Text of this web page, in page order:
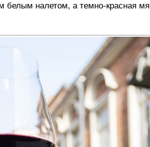
налетом, а темно-красная